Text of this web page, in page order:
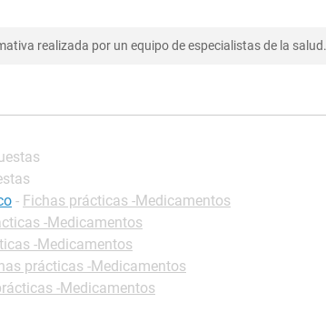
realizada por un equipo de especialistas de la salud.
- Fichas prácticas -Medicamentos
-Medicamentos
-Medicamentos
prácticas -Medicamentos
-Medicamentos